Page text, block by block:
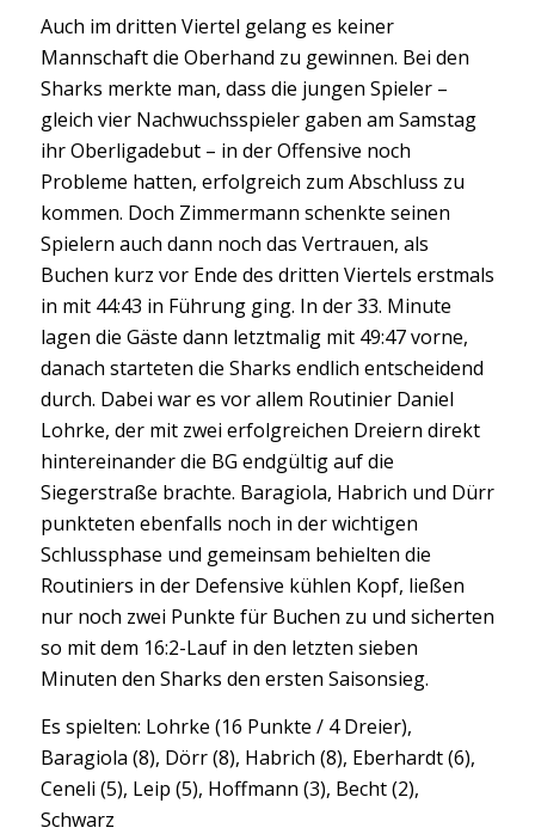
Auch im dritten Viertel gelang es keiner
Mannschaft die Oberhand zu gewinnen. Bei den
Sharks merkte man, dass die jungen Spieler –
gleich vier Nachwuchsspieler gaben am Samstag
ihr Oberligadebut – in der Offensive noch
Probleme hatten, erfolgreich zum Abschluss zu
kommen. Doch Zimmermann schenkte seinen
Spielern auch dann noch das Vertrauen, als
Buchen kurz vor Ende des dritten Viertels erstmals
in mit 44:43 in Führung ging. In der 33. Minute
lagen die Gäste dann letztmalig mit 49:47 vorne,
danach starteten die Sharks endlich entscheidend
durch. Dabei war es vor allem Routinier Daniel
Lohrke, der mit zwei erfolgreichen Dreiern direkt
hintereinander die BG endgültig auf die
Siegerstraße brachte. Baragiola, Habrich und Dürr
punkteten ebenfalls noch in der wichtigen
Schlussphase und gemeinsam behielten die
Routiniers in der Defensive kühlen Kopf, ließen
nur noch zwei Punkte für Buchen zu und sicherten
so mit dem 16:2-Lauf in den letzten sieben
Minuten den Sharks den ersten Saisonsieg.
Es spielten: Lohrke (16 Punkte / 4 Dreier),
Baragiola (8), Dörr (8), Habrich (8), Eberhardt (6),
Ceneli (5), Leip (5), Hoffmann (3), Becht (2),
Schwarz